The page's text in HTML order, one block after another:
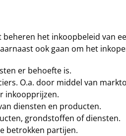
het inkoopbeleid van
ook gaan om het
er behoefte is.
O.a. door middel van
inkoopprijzen.
diensten en producten.
grondstoffen of diensten.
betrokken partijen.